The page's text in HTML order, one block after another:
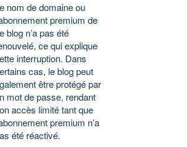
nom de domaine ou
premium de
blog n’a pas été
ce qui explique
interruption. Dans
cas, le blog peut
être protégé par
mot de passe, rendant
accès limité tant que
premium n’a
été réactivé.